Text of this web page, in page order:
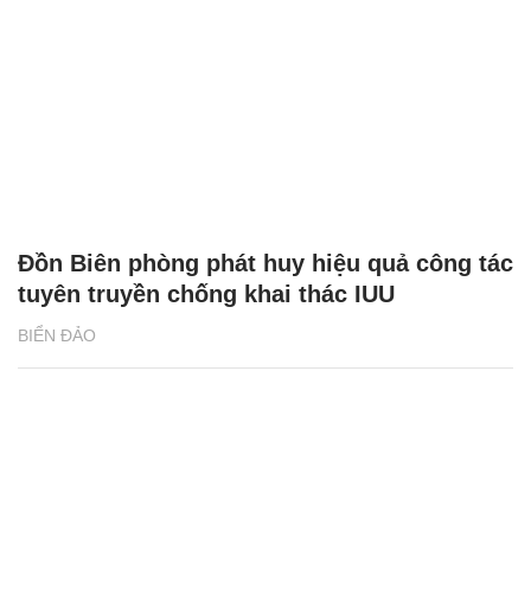
BIỂN ĐẢO
Đồn Biên phòng phát huy hiệu quả công tác
tuyên truyền chống khai thác IUU